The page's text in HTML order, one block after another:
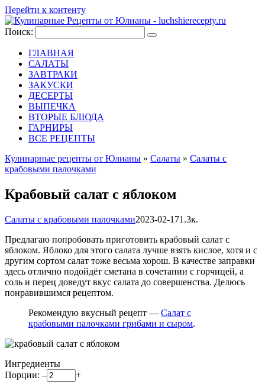
Перейти к контенту
Поиск:
ГЛАВНАЯ
САЛАТЫ
ЗАВТРАКИ
ЗАКУСКИ
ДЕСЕРТЫ
ВЫПЕЧКА
ВТОРЫЕ БЛЮДА
ГАРНИРЫ
ВСЕ РЕЦЕПТЫ
Кулинарные рецепты от Юлианы » Салаты » Салаты с
крабовыми палочками
Крабовый салат с яблоком
Салаты с крабовыми палочками2023-02-171.3к.
Предлагаю попробовать приготовить крабовый салат с
яблоком. Яблоко для этого салата лучше взять кислое, хотя и с
другим сортом салат тоже весьма хорош. В качестве заправки
здесь отлично подойдёт сметана в сочетании с горчицей, а
соль и перец доведут вкус салата до совершенства. Делюсь
понравившимся рецептом.
Рекомендую вкусный рецепт — Салат с
крабовыми палочками грибами и сыром.
Ингредиенты
Порции: – +